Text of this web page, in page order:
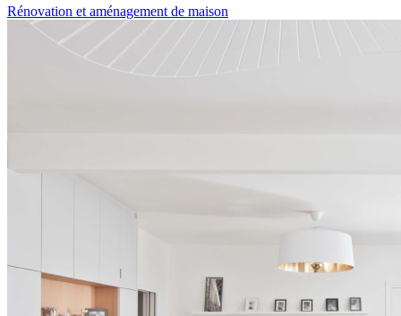
Rénovation et aménagement de maison